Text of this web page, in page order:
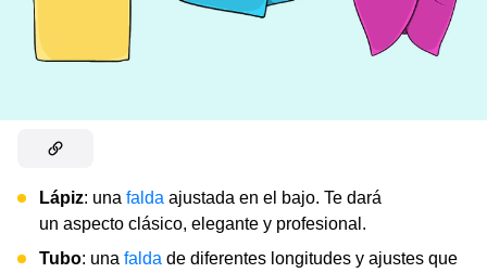
Lápiz: una falda ajustada en el bajo. Te dará
un aspecto clásico, elegante y profesional.
Tubo: una falda de diferentes longitudes y ajustes que